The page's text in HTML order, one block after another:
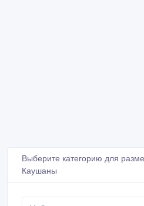
Выберите категорию для
Каушаны